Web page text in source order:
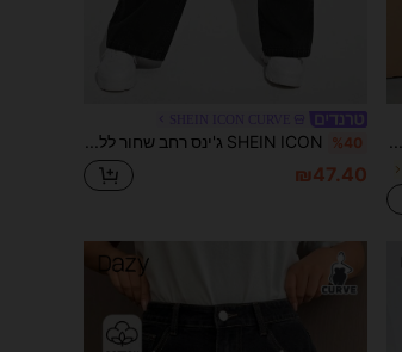
%40
₪47.40